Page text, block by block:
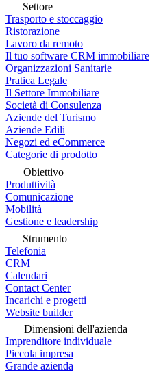
Settore
Trasporto e stoccaggio
Ristorazione
Lavoro da remoto
Il tuo software CRM immobiliare
Organizzazioni Sanitarie
Pratica Legale
Il Settore Immobiliare
Società di Consulenza
Aziende del Turismo
Aziende Edili
Negozi ed eCommerce
Categorie di prodotto
Obiettivo
Produttività
Comunicazione
Mobilità
Gestione e leadership
Strumento
Telefonia
CRM
Calendari
Contact Center
Incarichi e progetti
Website builder
Dimensioni dell'azienda
Imprenditore individuale
Piccola impresa
Grande azienda